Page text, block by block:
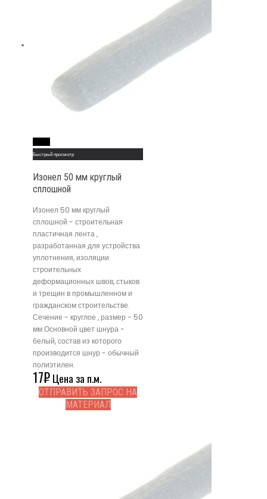
Быстрый просмотр
Изонел 50 мм круглый
сплошной
Изонел 50 мм круглый
сплошной - строительная
пластичная лента ,
разработанная для устройства
уплотнения, изоляции
строительных
деформационных швов, стыков
и трещин в промышленном и
гражданском строительстве.
Сечение - круглое , размер - 50
мм.Основной цвет шнура -
белый, состав из которого
производится шнур - обычный
полиэтилен.
17₽Цена за п.м.
ОТПРАВИТЬ ЗАПРОС НА
МАТЕРИАЛ